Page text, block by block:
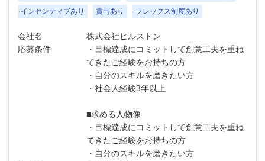
インセンティブあり
賞与あり フレックス制度あり
会社名
株式会社ヒルストン
応募条件
・目標達成にコミットして創意工夫を重ね
てきたご経験をお持ちの方
・自分のスキルを磨きたい方
・社会人経験3年以上
■求める人物像
・目標達成にコミットして創意工夫を重ね
てきたご経験をお持ちの方
・自分のスキルを磨きたい方